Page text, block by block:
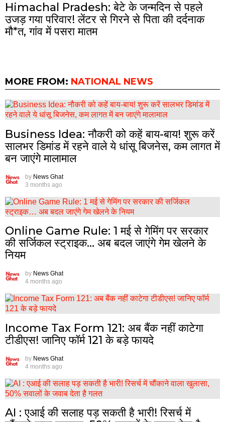
Himachal Pradesh: बेटे के जन्मदिन से पहले
उजड़ गया परिवार! लेंटर से गिरने से पिता की दर्दनाक
मौ*त, गांव में पसरा मातम
MORE FROM: NATIONAL NEWS
Business Idea: नौकरी को कहें बाय-बाय! शुरू करें
सालभर डिमांड में रहने वाले ये धांसू बिजनेस, कम लागत में
बन जाएंगे मालामाल
by News Ghat
3 months ago
Online Game Rule: 1 मई से गेमिंग पर सरकार
की सर्जिकल स्ट्राइक… अब बदल जाएंगे गेम खेलने के
नियम
by News Ghat
4 months ago
Income Tax Form 121: अब बैंक नहीं काटेगा
टीडीएस! जानिए फॉर्म 121 के बड़े फायदे
by News Ghat
4 months ago
AI : एआई की सलाह पड़ सकती है भारी! रिसर्च में